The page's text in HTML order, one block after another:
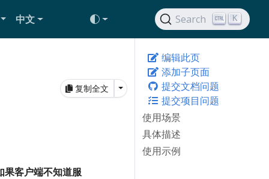
中文 Search K
编辑此页
添加子页面
提交文档问题
提交项目问题
使用场景
具体描述
使用示例
复制全文 Toggle Dropdown
客户端不知道服